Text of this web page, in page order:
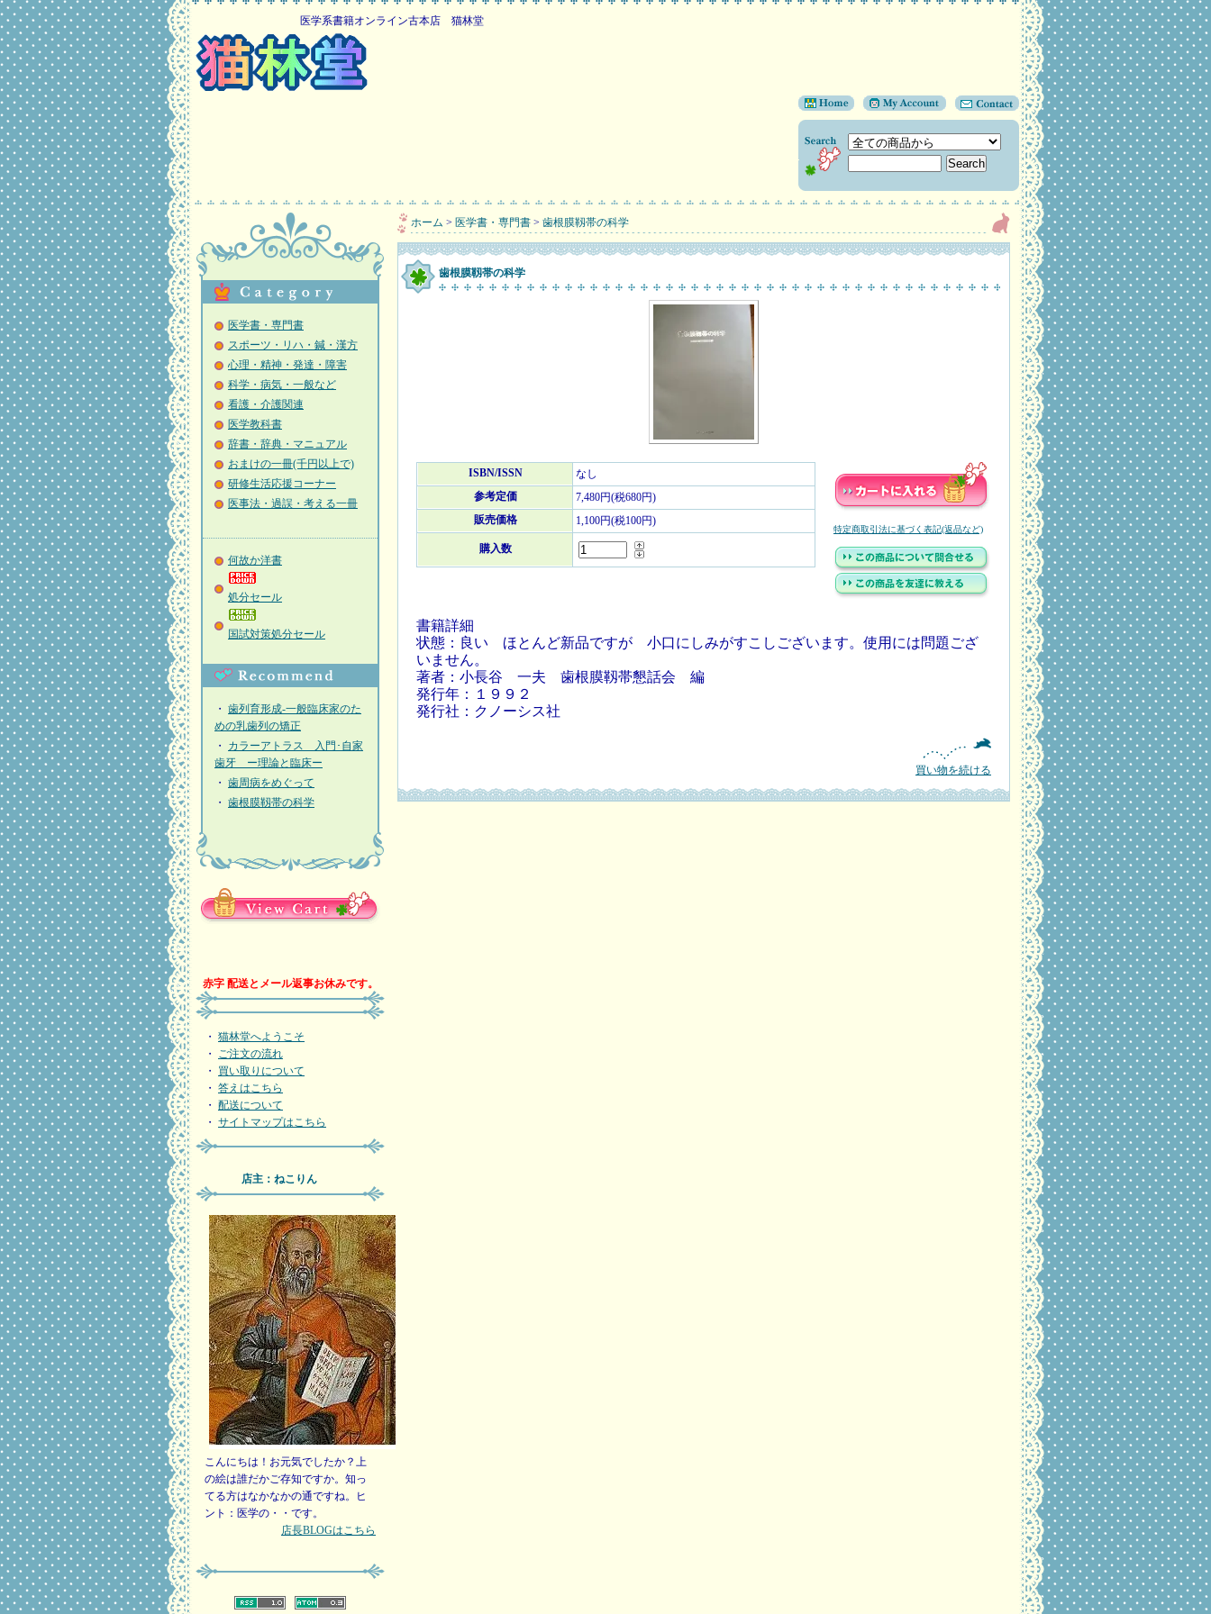
医学系書籍オンライン古本店 猫林堂
医学書・専門書
スポーツ・リハ・鍼・漢方
心理・精神・発達・障害
科学・病気・一般など
看護・介護関連
医学教科書
辞書・辞典・マニュアル
おまけの一冊(千円以上で)
研修生活応援コーナー
医事法・過誤・考える一冊
何故か洋書
処分セール
国試対策処分セール
・ 歯列育形成-一般臨床家のた
めの乳歯列の矯正
・ カラーアトラス 入門･自家
歯牙 ー理論と臨床ー
・ 歯周病をめぐって
・ 歯根膜靱帯の科学
赤字 配送とメール返事お休みです。
・ 猫林堂へようこそ
・ ご注文の流れ
・ 買い取りについて
・ 答えはこちら
・ 配送について
・ サイトマップはこちら
店主：ねこりん
こんにちは！お元気でしたか？上
の絵は誰だかご存知ですか。知っ
てる方はなかなかの通ですね。ヒ
ント：医学の・・です。
店長BLOGはこちら
ホーム > 医学書・専門書 > 歯根膜靱帯の科学
歯根膜靱帯の科学
ISBN/ISSN
なし
参考定価
7,480円(税680円)
販売価格
1,100円(税100円)
購入数
特定商取引法に基づく表記(返品など)
書籍詳細
状態：良い ほとんど新品ですが 小口にしみがすこしございます。使用には問題ござ
いません。
著者：小長谷 一夫 歯根膜靱帯懇話会 編
発行年：１９９２
発行社：クノーシス社
買い物を続ける